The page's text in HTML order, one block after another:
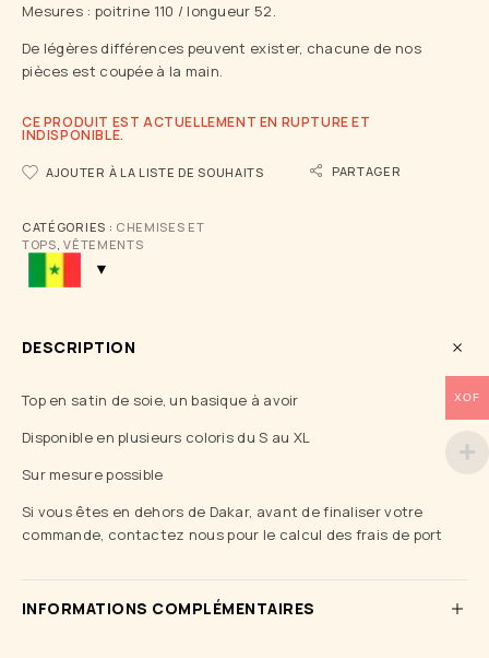
Mesures : poitrine 110 / longueur 52.
De légères différences peuvent exister, chacune de nos
pièces est coupée à la main.
CE PRODUIT EST ACTUELLEMENT EN RUPTURE ET
INDISPONIBLE.
AJOUTER À LA LISTE DE SOUHAITS PARTAGER
CATÉGORIES : CHEMISES ET
TOPS,VÊTEMENTS
DESCRIPTION
Top en satin de soie, un basique à avoir
Disponible en plusieurs coloris du S au XL
Sur mesure possible
Si vous êtes en dehors de Dakar, avant de finaliser votre
commande, contactez nous pour le calcul des frais de port
INFORMATIONS COMPLÉMENTAIRES
XOF